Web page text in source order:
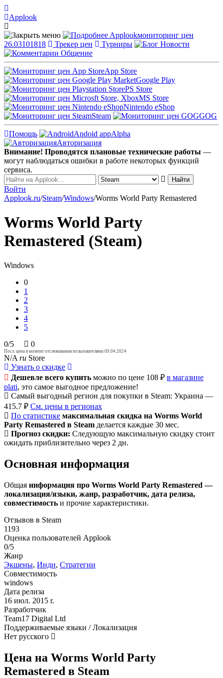
Applook
Applookмониторинг цен
26.03101818
Трекер цен Турниры
Новости
Общение
App Store
Google Play
PS Store
MS Store
Nintendo eShop
Steam
GOG
Помощь Andoid appAlpha
Авторизация
Внимание! Проводятся плановые технические работы —
могут наблюдаться ошибки в работе некоторых функций
сервиса.
Войти
Applook.ru/Steam/Windows/Worms World Party Remastered
Worms World Party
Remastered (Steam)
Windows
0
1
2
3
4
5
0/5
0
Посл. цена в момент отслеживания пользователями 09.04.2024
N/A ru Store
Узнать о скидке
Дешевле всего купить можно по цене 108 ₽ в магазине
plati, это самое выгодное предложение!
Самый выгодный регион для покупки в Steam: Украина —
415.7 ₽ См. цены в регионах
По статистике максимальная скидка на Worms World
Party Remastered в Steam делается каждые 30 мес.
Прогноз скидки: Следующую максимальную скидку стоит
ожидать приблизительно через 2 дн.
Основная информация
Общая информация про Worms World Party Remastered —
локализация/языки, жанр, разработчик, дата релиза,
совместимость и прочие характеристики.
Отзывов в Steam
1193
Оценка пользователей Applook
0/5
Жанр
Экшены, Инди, Стратегии
Совместимость
windows
Дата релиза
16 июл. 2015 r.
Разработчик
Team17 Digital Ltd
Поддерживаемые языки / Локализация
Нет русского
Цена на Worms World Party
Remastered в Steam